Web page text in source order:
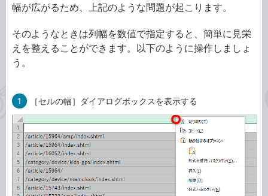
幅が広がるため、上記のような問題が起こります。
そのようなときは列幅を数値で指定すると、簡単に見栄
えを整えることができます。以下のように操作しましょ
う。
1 ［セルの幅］ダイアログボックスを表示する